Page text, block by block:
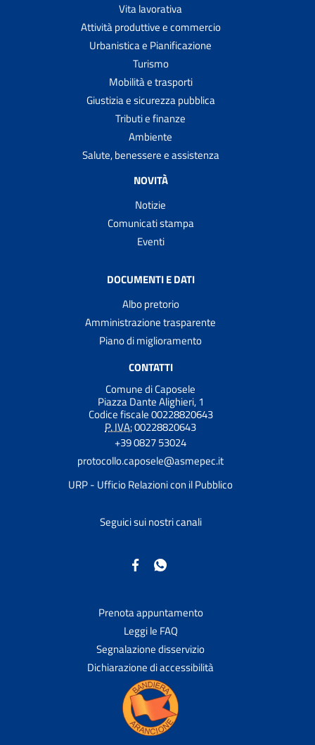
Vita lavorativa
Attività produttive e commercio
Urbanistica e Pianificazione
Turismo
Mobilità e trasporti
Giustizia e sicurezza pubblica
Tributi e finanze
Ambiente
Salute, benessere e assistenza
NOVITÀ
Notizie
Comunicati stampa
Eventi
DOCUMENTI E DATI
Albo pretorio
Amministrazione trasparente
Piano di miglioramento
CONTATTI
Comune di Caposele
Piazza Dante Alighieri, 1
Codice fiscale 00228820643
P. IVA:00228820643
+39 0827 53024
protocollo.caposele@asmepec.it
URP - Ufficio Relazioni con il Pubblico
Seguici sui nostri canali
Prenota appuntamento
Leggi le FAQ
Segnalazione disservizio
Dichiarazione di accessibilità